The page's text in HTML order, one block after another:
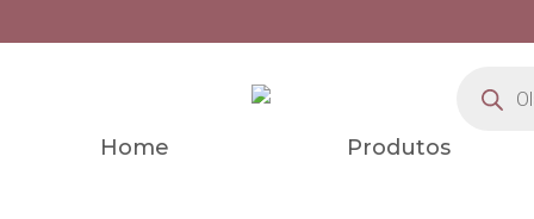
Home
Produtos